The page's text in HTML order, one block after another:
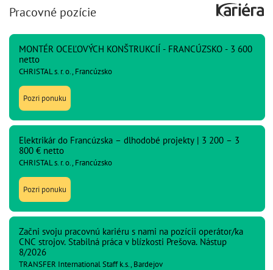
Pracovné pozície
MONTÉR OCEĽOVÝCH KONŠTRUKCIÍ - FRANCÚZSKO - 3 600
netto
CHRISTAL s. r. o., Francúzsko
Pozri ponuku
Elektrikár do Francúzska – dlhodobé projekty | 3 200 – 3
800 € netto
CHRISTAL s. r. o., Francúzsko
Pozri ponuku
Začni svoju pracovnú kariéru s nami na pozícii operátor/ka
CNC strojov. Stabilná práca v blízkosti Prešova. Nástup
8/2026
TRANSFER International Staff k.s., Bardejov